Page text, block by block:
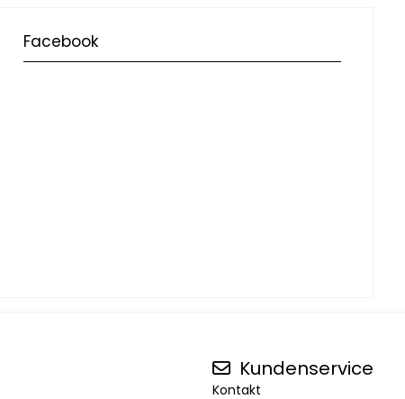
Facebook
Kundenservice
Kontakt